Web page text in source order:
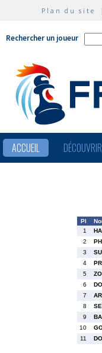
Plan du site
Rechercher un joueur
ACCUEIL DÉCOUVRIR
Pl
1
2
3
4
5
6
7
8
9
10
11